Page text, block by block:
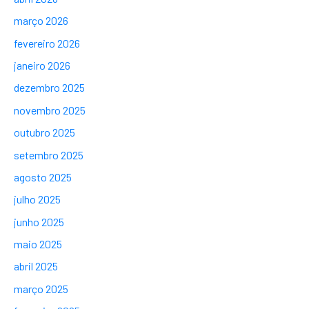
março 2026
fevereiro 2026
janeiro 2026
dezembro 2025
novembro 2025
outubro 2025
setembro 2025
agosto 2025
julho 2025
junho 2025
maio 2025
abril 2025
março 2025